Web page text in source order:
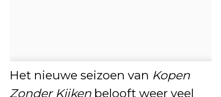
Het nieuwe seizoen van Kopen
Zonder Kijkenbelooft weer veel